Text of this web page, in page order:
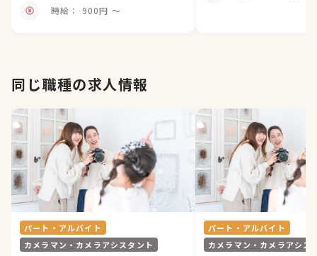
時給： 900円 〜
同じ職種の求人情報
パート・アルバイト
カメラマン・カメラアシスタント
パート・アルバイト
カメラマン・カメラアシス